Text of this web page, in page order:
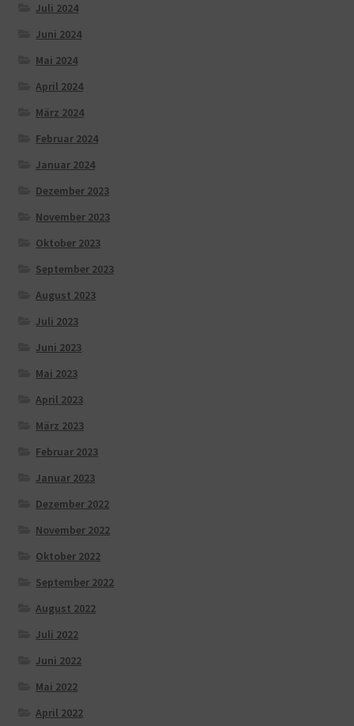
Juli 2024
Juni 2024
Mai 2024
April 2024
März 2024
Februar 2024
Januar 2024
Dezember 2023
November 2023
Oktober 2023
September 2023
August 2023
Juli 2023
Juni 2023
Mai 2023
April 2023
März 2023
Februar 2023
Januar 2023
Dezember 2022
November 2022
Oktober 2022
September 2022
August 2022
Juli 2022
Juni 2022
Mai 2022
April 2022